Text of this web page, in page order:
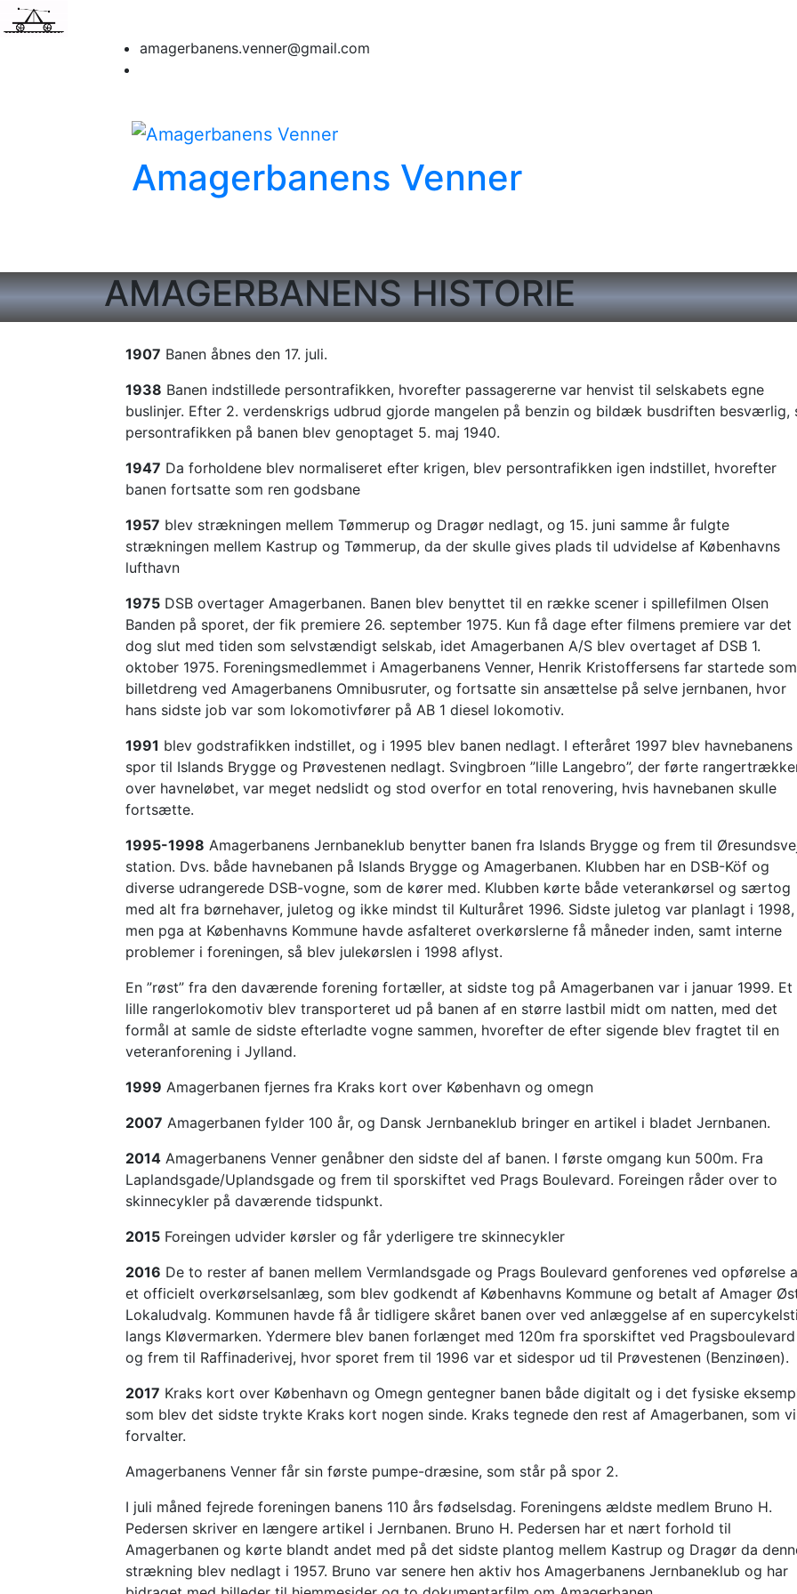
amagerbanens.venner@gmail.com
Amagerbanens Venner
AMAGERBANENS HISTORIE
1907 Banen åbnes den 17. juli.
1938 Banen indstillede persontrafikken, hvorefter passagererne var henvist til selskabets egne
buslinjer. Efter 2. verdenskrigs udbrud gjorde mangelen på benzin og bildæk busdriften besværlig,
persontrafikken på banen blev genoptaget 5. maj 1940.
1947 Da forholdene blev normaliseret efter krigen, blev persontrafikken igen indstillet, hvorefter
banen fortsatte som ren godsbane
1957 blev strækningen mellem Tømmerup og Dragør nedlagt, og 15. juni samme år fulgte
strækningen mellem Kastrup og Tømmerup, da der skulle gives plads til udvidelse af Københavns
lufthavn
1975 DSB overtager Amagerbanen. Banen blev benyttet til en række scener i spillefilmen Olsen
Banden på sporet, der fik premiere 26. september 1975. Kun få dage efter filmens premiere var det
dog slut med tiden som selvstændigt selskab, idet Amagerbanen A/S blev overtaget af DSB 1.
oktober 1975. Foreningsmedlemmet i Amagerbanens Venner, Henrik Kristoffersens far startede som
billetdreng ved Amagerbanens Omnibusruter, og fortsatte sin ansættelse på selve jernbanen, hvor
hans sidste job var som lokomotivfører på AB 1 diesel lokomotiv.
1991 blev godstrafikken indstillet, og i 1995 blev banen nedlagt. I efteråret 1997 blev havnebanens
spor til Islands Brygge og Prøvestenen nedlagt. Svingbroen ”lille Langebro”, der førte
over havneløbet, var meget nedslidt og stod overfor en total renovering, hvis havnebanen skulle
fortsætte.
1995-1998 Amagerbanens Jernbaneklub benytter banen fra Islands Brygge og frem til
station. Dvs. både havnebanen på Islands Brygge og Amagerbanen. Klubben har en DSB-Köf og
diverse udrangerede DSB-vogne, som de kører med. Klubben kørte både veterankørsel og særtog
med alt fra børnehaver, juletog og ikke mindst til Kulturåret 1996. Sidste juletog var planlagt i 1998,
men pga at Københavns Kommune havde asfalteret overkørslerne få måneder inden, samt interne
problemer i foreningen, så blev julekørslen i 1998 aflyst.
En ”røst” fra den daværende forening fortæller, at sidste tog på Amagerbanen var i januar 1999. Et
lille rangerlokomotiv blev transporteret ud på banen af en større lastbil midt om natten, med det
formål at samle de sidste efterladte vogne sammen, hvorefter de efter sigende blev fragtet til en
veteranforening i Jylland.
1999 Amagerbanen fjernes fra Kraks kort over København og omegn
2007 Amagerbanen fylder 100 år, og Dansk Jernbaneklub bringer en artikel i bladet Jernbanen.
2014 Amagerbanens Venner genåbner den sidste del af banen. I første omgang kun 500m. Fra
Laplandsgade/Uplandsgade og frem til sporskiftet ved Prags Boulevard. Foreingen råder over to
skinnecykler på daværende tidspunkt.
2015 Foreingen udvider kørsler og får yderligere tre skinnecykler
2016 De to rester af banen mellem Vermlandsgade og Prags Boulevard genforenes ved opførelse
et officielt overkørselsanlæg, som blev godkendt af Københavns Kommune og betalt af Amager
Lokaludvalg. Kommunen havde få år tidligere skåret banen over ved anlæggelse af en supercykelsti
langs Kløvermarken. Ydermere blev banen forlænget med 120m fra sporskiftet ved Pragsboulevard
og frem til Raffinaderivej, hvor sporet frem til 1996 var et sidespor ud til Prøvestenen (Benzinøen).
2017 Kraks kort over København og Omegn gentegner banen både digitalt og i det fysiske
som blev det sidste trykte Kraks kort nogen sinde. Kraks tegnede den rest af Amagerbanen, som vi
forvalter.
Amagerbanens Venner får sin første pumpe-dræsine, som står på spor 2.
I juli måned fejrede foreningen banens 110 års fødselsdag. Foreningens ældste medlem Bruno H.
Pedersen skriver en længere artikel i Jernbanen. Bruno H. Pedersen har et nært forhold til
Amagerbanen og kørte blandt andet med på det sidste plantog mellem Kastrup og Dragør da
strækning blev nedlagt i 1957. Bruno var senere hen aktiv hos Amagerbanens Jernbaneklub og har